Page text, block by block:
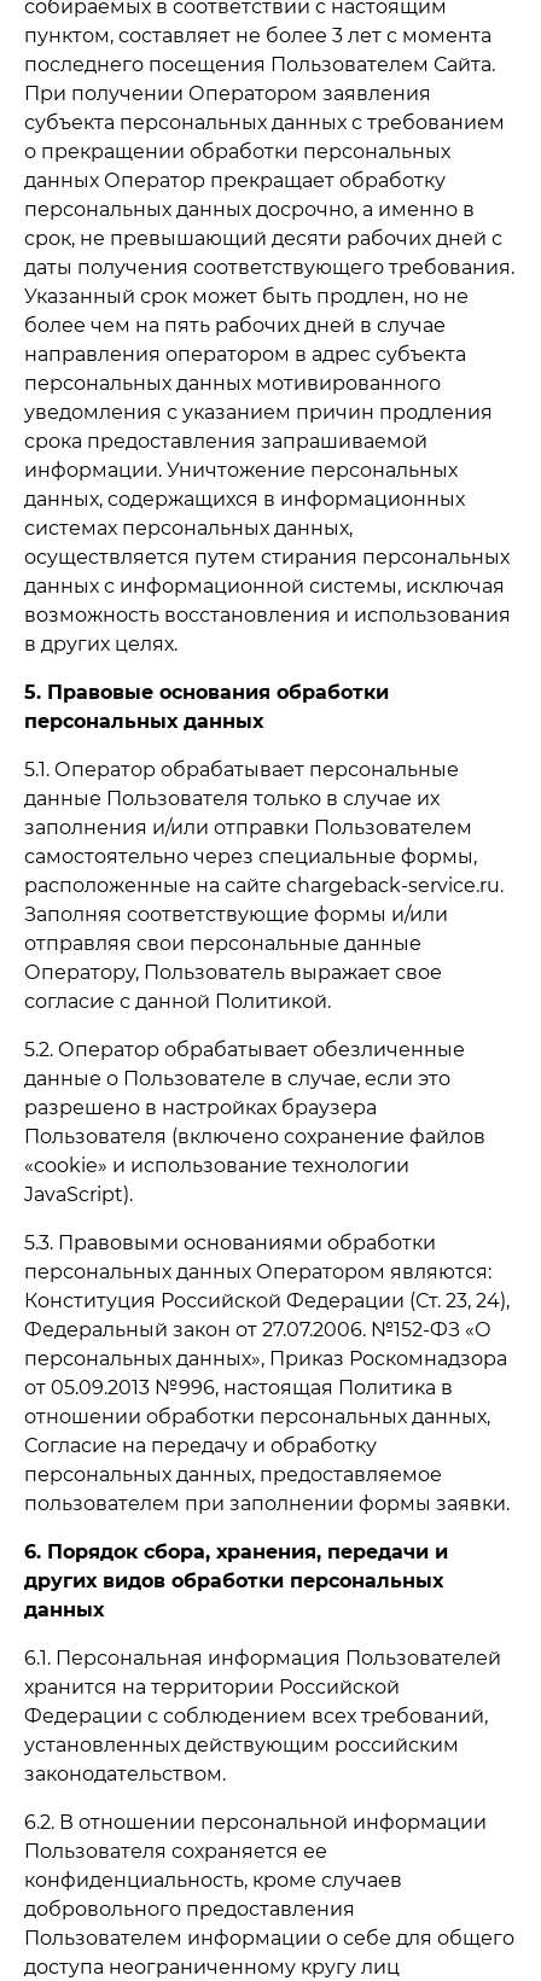
собираемых в соответствии с настоящим
пунктом, составляет не более 3 лет с момента
последнего посещения Пользователем Сайта.
При получении Оператором заявления
субъекта персональных данных с требованием
о прекращении обработки персональных
данных Оператор прекращает обработку
персональных данных досрочно, а именно в
срок, не превышающий десяти рабочих дней с
даты получения соответствующего требования.
Указанный срок может быть продлен, но не
более чем на пять рабочих дней в случае
направления оператором в адрес субъекта
персональных данных мотивированного
уведомления с указанием причин продления
срока предоставления запрашиваемой
информации. Уничтожение персональных
данных, содержащихся в информационных
системах персональных данных,
осуществляется путем стирания персональных
данных с информационной системы, исключая
возможность восстановления и использования
в других целях.
5. Правовые основания обработки
персональных данных
5.1. Оператор обрабатывает персональные
данные Пользователя только в случае их
заполнения и/или отправки Пользователем
самостоятельно через специальные формы,
расположенные на сайте chargeback-service.ru.
Заполняя соответствующие формы и/или
отправляя свои персональные данные
Оператору, Пользователь выражает свое
согласие с данной Политикой.
5.2. Оператор обрабатывает обезличенные
данные о Пользователе в случае, если это
разрешено в настройках браузера
Пользователя (включено сохранение файлов
«cookie» и использование технологии
JavaScript).
5.3. Правовыми основаниями обработки
персональных данных Оператором являются:
Конституция Российской Федерации (Ст. 23, 24),
Федеральный закон от 27.07.2006. №152-ФЗ «О
персональных данных», Приказ Роскомнадзора
от 05.09.2013 №996, настоящая Политика в
отношении обработки персональных данных,
Согласие на передачу и обработку
персональных данных, предоставляемое
пользователем при заполнении формы заявки.
6. Порядок сбора, хранения, передачи и
других видов обработки персональных
данных
6.1. Персональная информация Пользователей
хранится на территории Российской
Федерации с соблюдением всех требований,
установленных действующим российским
законодательством.
6.2. В отношении персональной информации
Пользователя сохраняется ее
конфиденциальность, кроме случаев
добровольного предоставления
Пользователем информации о себе для общего
доступа неограниченному кругу лиц